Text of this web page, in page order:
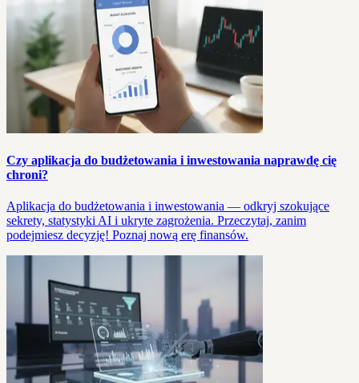
Czy aplikacja do budżetowania i inwestowania naprawdę cię
chroni?
Aplikacja do budżetowania i inwestowania — odkryj szokujące
sekrety, statystyki AI i ukryte zagrożenia. Przeczytaj, zanim
podejmiesz decyzję! Poznaj nową erę finansów.